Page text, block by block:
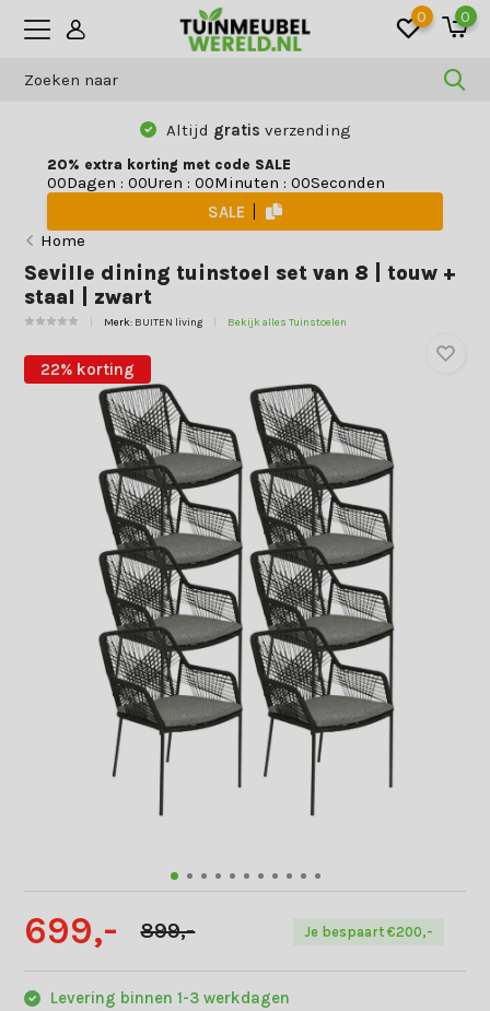
0 0
Altijd gratis verzending
20% extra korting met code SALE
00Dagen : 00Uren : 00Minuten : 00Seconden
SALE
Home
Seville dining tuinstoel set van 8 | touw +
staal | zwart
Merk: BUITEN living Bekijk alles Tuinstoelen
22% korting
699,- 899,- Je bespaart €200,-
Levering binnen 1-3 werkdagen